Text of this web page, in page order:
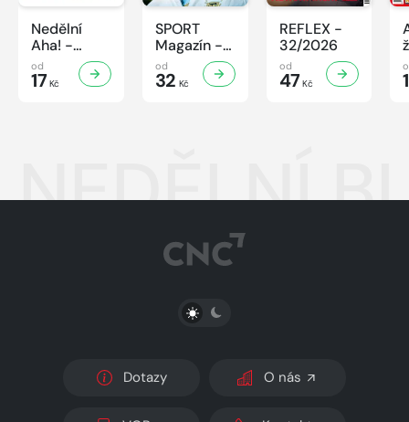
Nedělní
Aha! -
32/2026
od
17 Kč
SPORT
Magazín -
32/2026
od
32 Kč
REFLEX -
32/2026
od
47Kč
NEDĚLNÍ
PŘEPNOUT SVĚTLÝ/TMAVÝ REŽIM
Dotazy O nás